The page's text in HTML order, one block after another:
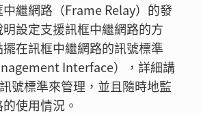
繼網路（Frame Relay）的發
設定支援訊框中繼網路的方
在訊框中繼網路的訊號標準
Interface），詳細講
號標準來管理，並且隨時地監
使用情況。